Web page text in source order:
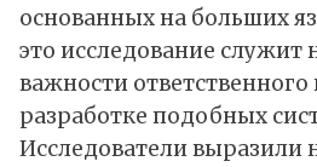
основанных на больших
это исследование
важности ответственного
разработке подобных
Исследователи выразили